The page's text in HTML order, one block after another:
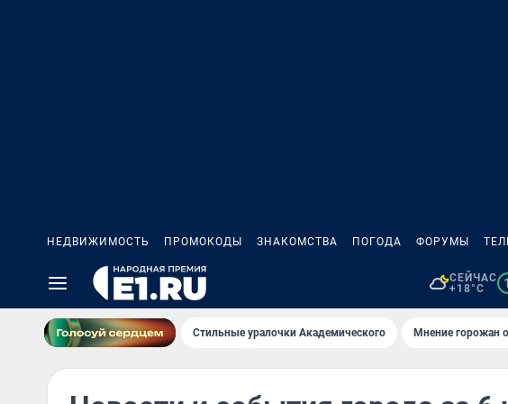
НЕДВИЖИМОСТЬ ПРОМОКОДЫ ЗНАКОМСТВА ПОГОДА ФОРУМЫ
СЕЙЧАС
+18°C
1
Стильные уралочки Академического Мнение горожан